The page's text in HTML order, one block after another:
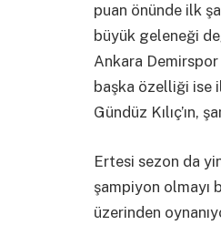
puan önünde ilk
büyük geleneği
Ankara
başka özelliği ise
Gündüz Kılıç’ın,
Ertesi sezon da
şampiyon olmayı
üzerinden